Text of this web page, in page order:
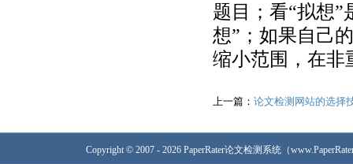
题目；看“拟想
想”；如果自己
缩小范围，在非
上一篇： 论文检测网站的选择
Copyright © 2007 - 2026 PaperRater论文检测系统（